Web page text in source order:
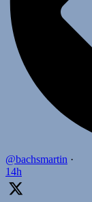
@bachsmartin ·
14h